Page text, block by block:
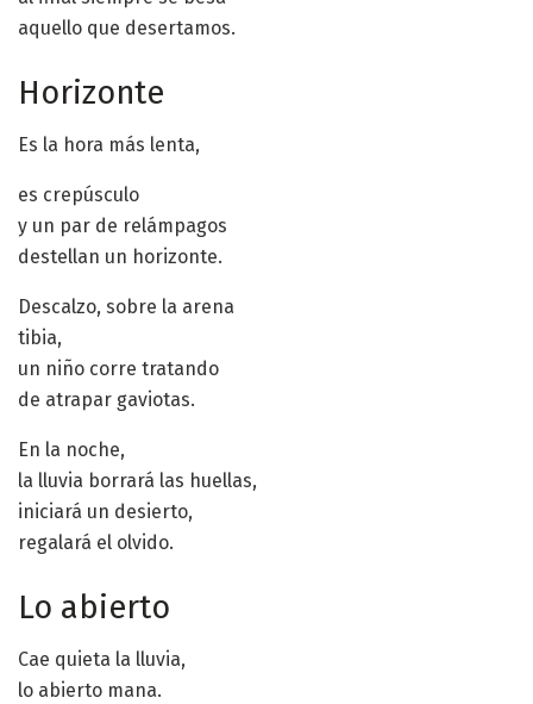
aquello que desertamos.
Horizonte
Es la hora más lenta,
es crepúsculo
y un par de relámpagos
destellan un horizonte.
Descalzo, sobre la arena
tibia,
un niño corre tratando
de atrapar gaviotas.
En la noche,
la lluvia borrará las huellas,
iniciará un desierto,
regalará el olvido.
Lo abierto
Cae quieta la lluvia,
lo abierto mana.